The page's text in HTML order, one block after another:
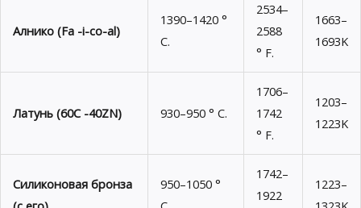
Алнико (Fa -i-co-al)
1390–1420 °
C.
2534–
2588
° F.
1663–
1693K
Латунь (60С -40ZN) 930–950 ° C.
1706–
1742
° F.
1203–
1223K
Силиконовая бронза
950–1050 °
1742–
1922
1223–